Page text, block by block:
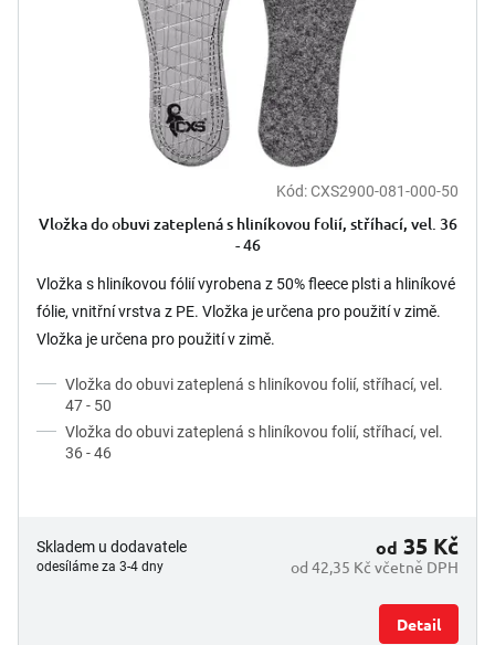
Kód:CXS2900-081-000-50
Vložka do obuvi zateplená s hliníkovou folií, stříhací, vel. 36
- 46
Vložka s hliníkovou fólií vyrobena z 50% fleece plsti a hliníkové
fólie, vnitřní vrstva z PE. Vložka je určena pro použití v zimě.
Vložka je určena pro použití v zimě.
Vložka do obuvi zateplená s hliníkovou folií, stříhací, vel.
47 - 50
Vložka do obuvi zateplená s hliníkovou folií, stříhací, vel.
36 - 46
Skladem u dodavatele
odesíláme za 3-4 dny od 42,35 Kč včetně DPH
od 35 Kč
Detail